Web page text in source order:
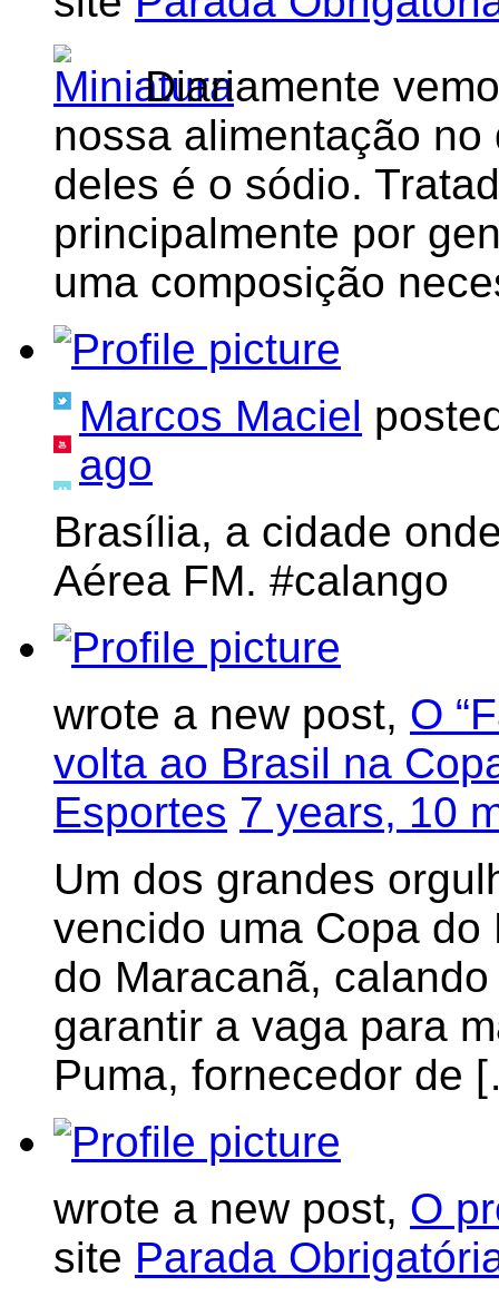
Diariamente
nossa alimentação
deles é o sódio.
principalmente por
uma composição
Marcos Maciel
ago
Brasília, a cidade
Aérea FM. #calango
wrote a new post, O
volta ao Brasil na
Esportes 7 years, 10
Um dos grandes
vencido uma Copa
do Maracanã,
garantir a vaga para
Puma, fornecedor de
wrote a new post, O
site Parada